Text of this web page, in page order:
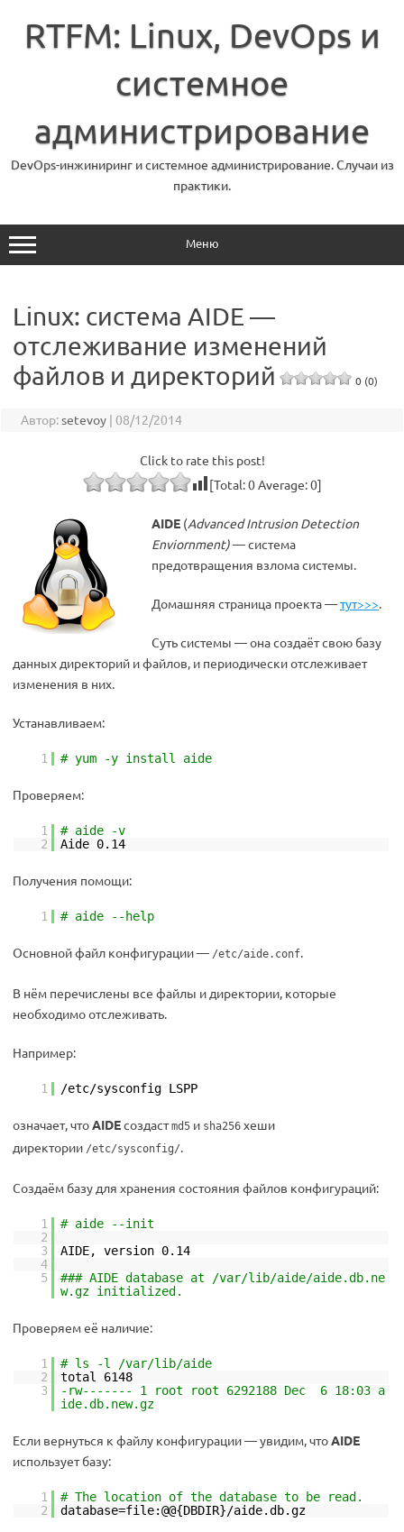
содержимому
RTFM: Linux, DevOps и
системное
администрирование
DevOps-инжиниринг и системное администрирование. Случаи из
практики.
Меню
Linux: система AIDE —
отслеживание изменений
файлов и директорий
0 (0)
Автор:setevoy | 08/12/2014
Click to rate this post!
[Total:0Average:0]
AIDE (Advanced Intrusion Detection
Enviornment)— система
предотвращения взлома системы.
Домашняя страница проекта —тут>>>.
Суть системы — она создаёт свою базу
данных директорий и файлов, и периодически отслеживает
изменения в них.
Устанавливаем:
1 # yum -y install aide
Проверяем:
1
# aide -v
2
Aide 0.14
Получения помощи:
1 # aide --help
Основной файл конфигурации — /etc/aide.conf.
В нём перечислены все файлы и директории, которые
необходимо отслеживать.
Например:
1 /etc/sysconfig LSPP
означает, чтоAIDEсоздастmd5 и sha256 хеши
директории /etc/sysconfig/.
Создаём базу для хранения состояния файлов конфигураций:
1
# aide --init
2
3
AIDE, version 0.14
4
5
### AIDE database at /var/lib/aide/aide.db.ne
w.gz initialized.
Проверяем её наличие:
1
# ls -l /var/lib/aide
2
total 6148
3
-rw------- 1 root root 6292188 Dec 6 18:03 a
ide.db.new.gz
Если вернуться к файлу конфигурации — увидим, чтоAIDE
использует базу:
1
# The location of the database to be read.
2
database=file:@@{DBDIR}/aide.db.gz